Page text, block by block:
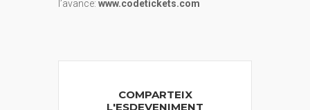
l’avance: www.codetickets.com
COMPARTEIX
L'ESDEVENIMENT